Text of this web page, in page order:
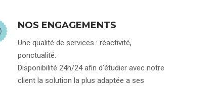
NOS ENGAGEMENTS
Une qualité de services : réactivité,
ponctualité.
Disponibilité 24h/24 afin d’étudier avec notre
client la solution la plus adaptée a ses